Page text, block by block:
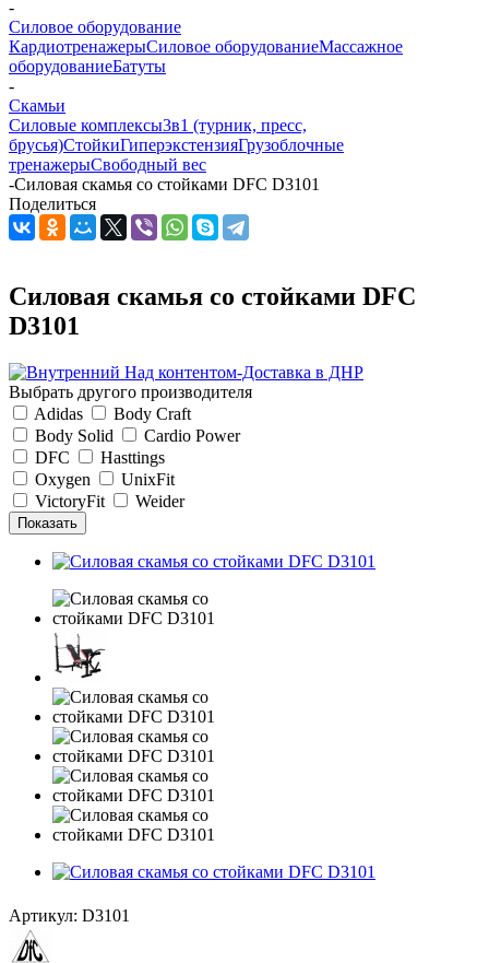
-
Силовое оборудование
КардиотренажерыСиловое оборудованиеМассажное
оборудованиеБатуты
-
Скамьи
Силовые комплексы3в1 (турник, пресс,
брусья)СтойкиГиперэкстензияГрузоблочные
тренажерыСвободный вес
-Силовая скамья со стойками DFC D3101
Поделиться
Силовая скамья со стойками DFC
D3101
Выбрать другого производителя
Adidas
Body Craft
Body Solid
Cardio Power
DFC
Hasttings
Oxygen
UnixFit
VictoryFit
Weider
Артикул: D3101